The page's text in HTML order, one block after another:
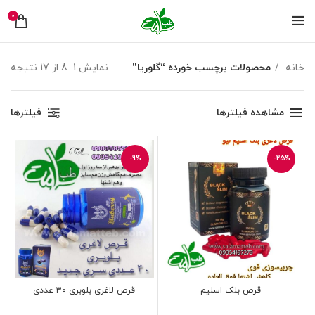
0
خانه محصولات برچسب خورده “گلوریا” نمایش 1–8 از 17 نتیجه
مشاهده فیلترها فیلترها
-25%
قرص بلک اسلیم
-9%
قرص لاغری بلوبری ۳۰ عددی